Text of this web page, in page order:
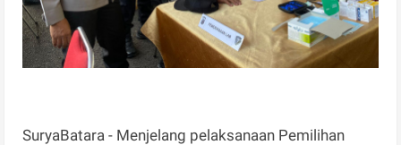
SuryaBatara - Menjelang pelaksanaan Pemilihan